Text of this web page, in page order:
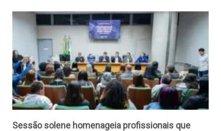
Sessão solene homenageia profissionais que